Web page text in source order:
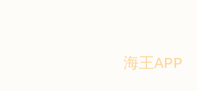
海王APP